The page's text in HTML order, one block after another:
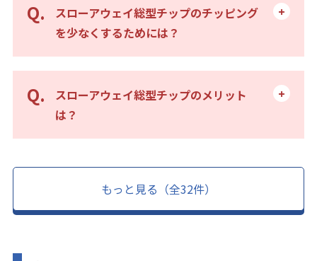
スローアウェイ総型チップのチッピング
を少なくするためには？
スローアウェイ総型チップのメリット
は？
もっと見る（全32件）